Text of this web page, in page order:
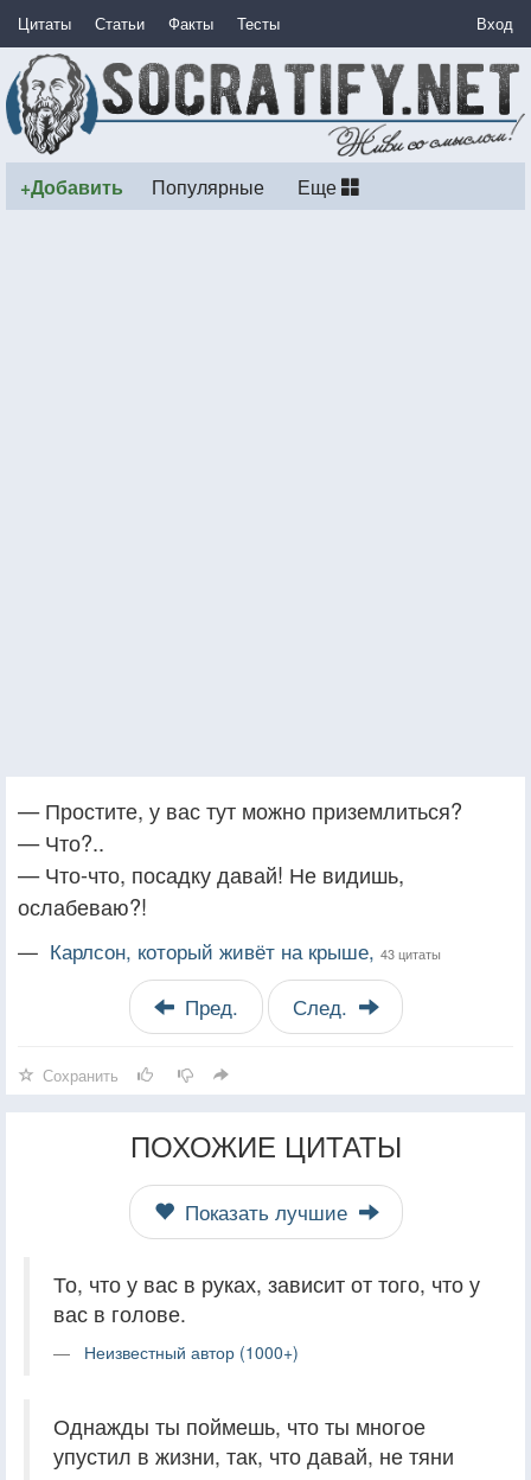
Цитаты Статьи Факты Тесты Вход
+Добавить Популярные Еще
— Простите, у вас тут можно приземлиться?
— Что?..
— Что-что, посадку давай! Не видишь,
ослабеваю?!
— Карлсон, который живёт на крыше, 43 цитаты
Пред. След.
Сохранить
ПОХОЖИЕ ЦИТАТЫ
Показать лучшие
То, что у вас в руках, зависит от того, что у
вас в голове.
Неизвестный автор (1000+)
Однажды ты поймешь, что ты многое
упустил в жизни, так, что давай, не тяни